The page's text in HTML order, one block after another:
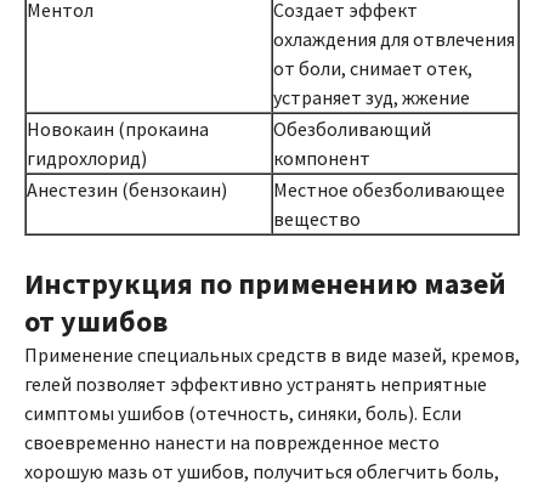
Ментол
Создает эффект
охлаждения для отвлечения
от боли, снимает отек,
устраняет зуд, жжение
Новокаин (прокаина
гидрохлорид)
Обезболивающий
компонент
Анестезин (бензокаин)
Местное обезболивающее
вещество
Инструкция по применению мазей
от ушибов
Применение специальных средств в виде мазей, кремов,
гелей позволяет эффективно устранять неприятные
симптомы ушибов (отечность, синяки, боль). Если
своевременно нанести на поврежденное место
хорошую мазь от ушибов, получиться облегчить боль,